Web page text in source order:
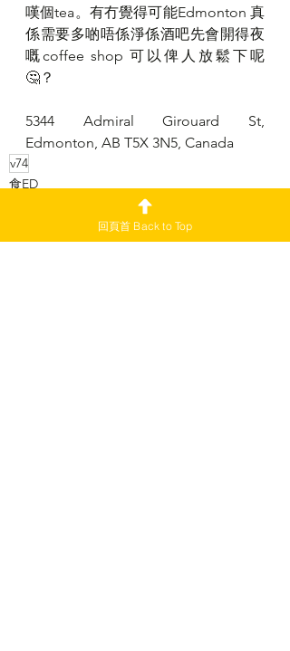
嘆個tea。有冇覺得可能Edmonton 真
係需要多啲唔係淨係酒吧先會開得夜
嘅coffee shop 可以俾人放鬆下呢
🤔？
5344 Admiral Girouard St,
Edmonton, AB T5X 3N5, Canada
v74
食ED
回頁首 Back to Top